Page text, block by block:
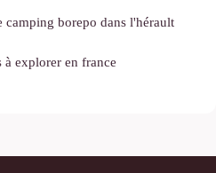
camping borepo dans l'hérault
à explorer en france